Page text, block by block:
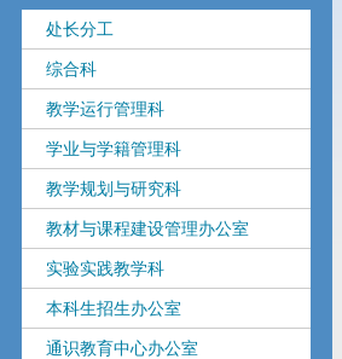
处长分工
综合科
教学运行管理科
学业与学籍管理科
教学规划与研究科
教材与课程建设管理办公室
实验实践教学科
本科生招生办公室
通识教育中心办公室